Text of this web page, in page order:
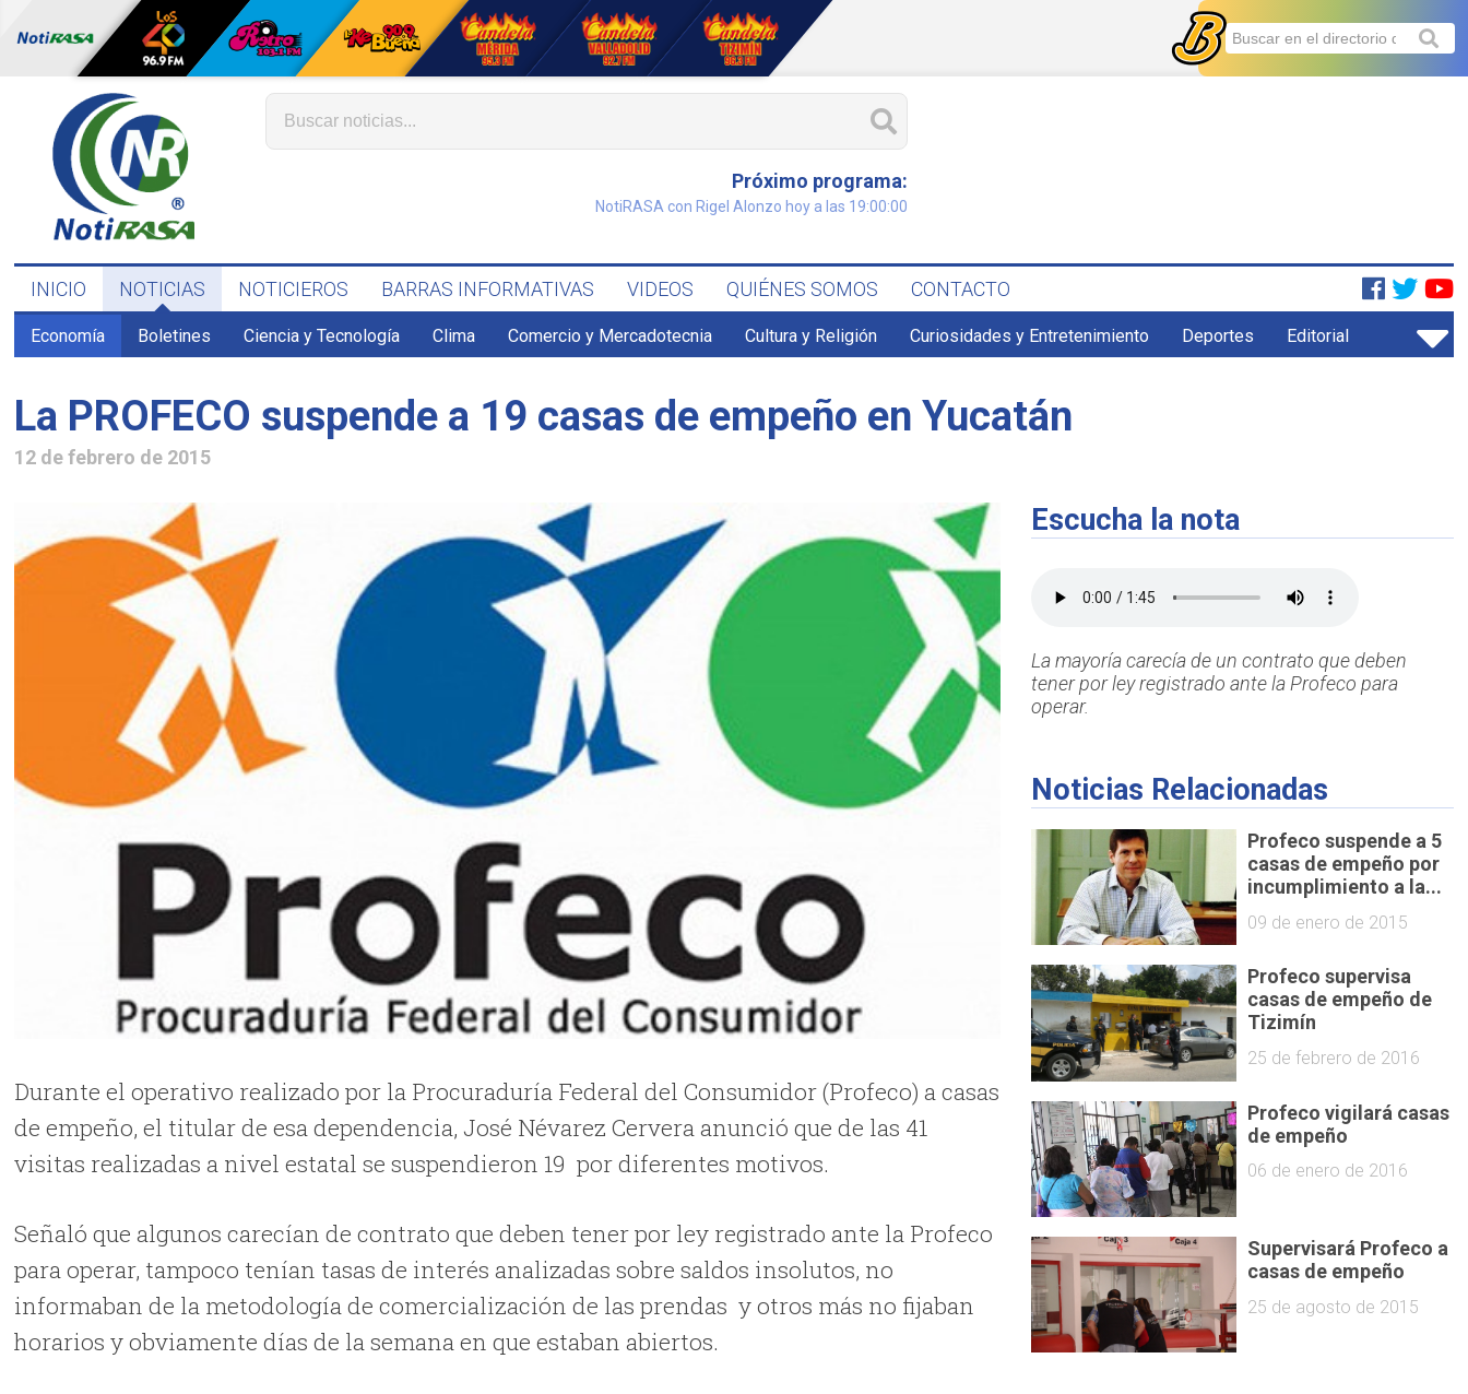
Próximo programa:
NotiRASA con Rigel Alonzo hoy a las 19:00:00
INICIO NOTICIAS NOTICIEROS BARRAS INFORMATIVAS VIDEOS QUIÉNES SOMOS CONTACTO
Economía Boletines Ciencia y Tecnología Clima Comercio y Mercadotecnia Cultura y Religión Curiosidades y Entretenimiento Deportes Editorial
La PROFECO suspende a 19 casas de empeño en Yucatán
12 de febrero de 2015
Durante el operativo realizado por la Procuraduría Federal del Consumidor (Profeco) a casas
de empeño, el titular de esa dependencia, José Névarez Cervera anunció que de las 41
visitas realizadas a nivel estatal se suspendieron 19 por diferentes motivos.
Señaló que algunos carecían de contrato que deben tener por ley registrado ante la Profeco
para operar, tampoco tenían tasas de interés analizadas sobre saldos insolutos, no
informaban de la metodología de comercialización de las prendas y otros más no fijaban
horarios y obviamente días de la semana en que estaban abiertos.
Escucha la nota
La mayoría carecía de un contrato que deben
tener por ley registrado ante la Profeco para
operar.
Noticias Relacionadas
Profeco suspende a 5
casas de empeño por
incumplimiento a la...
09 de enero de 2015
Profeco supervisa
casas de empeño de
Tizimín
25 de febrero de 2016
Profeco vigilará casas
de empeño
06 de enero de 2016
Supervisará Profeco a
casas de empeño
25 de agosto de 2015